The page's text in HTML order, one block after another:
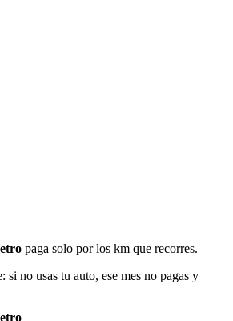
paga solo por los km que recorres.
si no usas tu auto, ese mes no pagas y